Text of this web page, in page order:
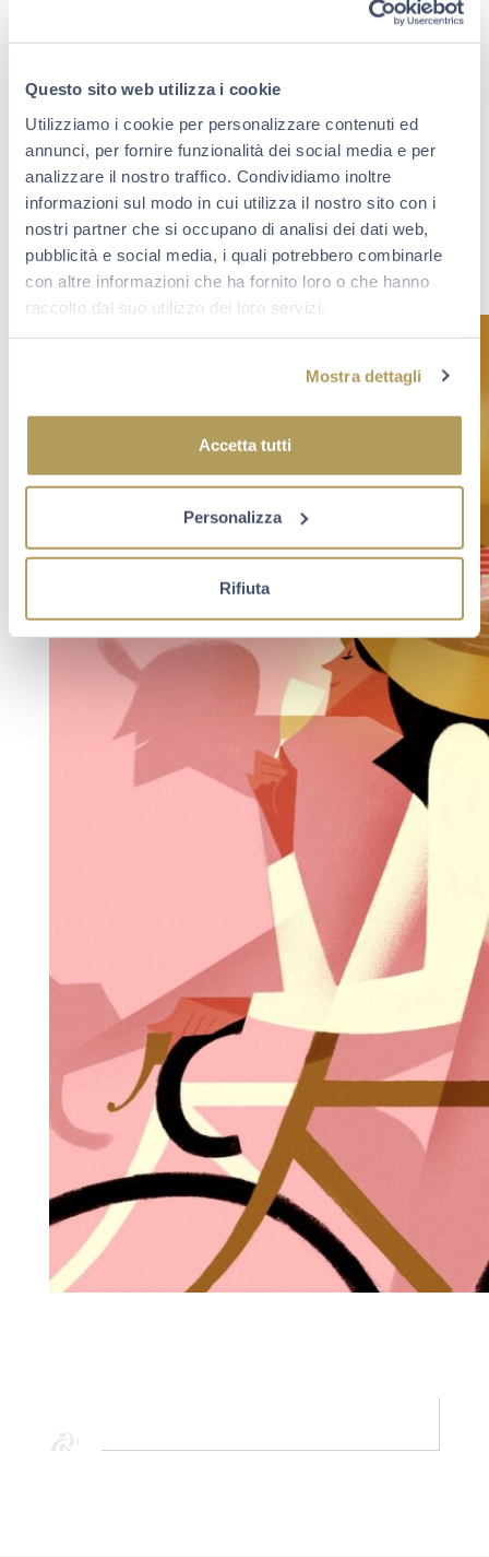
Questo sito web utilizza i cookie
Utilizziamo i cookie per personalizzare contenuti ed
annunci, per fornire funzionalità dei social media e per
analizzare il nostro traffico. Condividiamo inoltre
informazioni sul modo in cui utilizza il nostro sito con i
nostri partner che si occupano di analisi dei dati web,
pubblicità e social media, i quali potrebbero combinarle
con altre informazioni che ha fornito loro o che hanno
raccolto dal suo utilizzo dei loro servizi.
Mostra dettagli
Accetta tutti
Personalizza
Rifiuta
E poi immagini e parole, ricordi fotografici di campioni
pescati dagli archivi fotografici storici collezionati e
amore quasi maniacale, perché i luoghi della memoria
allestimenti permanenti e siano un’attrattiva per tutti,
colpendo nel cuore anche di chi non è mai stato
appassionato, ma che non dimenticherà mai l’emozione
di questi cimeli.
Un’occasione unica per unire Sport, Cultura e Territorio
alla piacevolezza di un calice di grande Franciacorta.
Prenota per una visita